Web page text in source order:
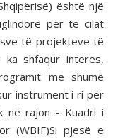
është një
për të cilat
të projekteve të
ka shfaqur interes,
me shumë
instrument i ri për
në rajon - Kuadri i
(WBIF)Si pjesë e